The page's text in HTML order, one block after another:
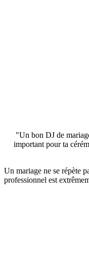
"Un bon DJ de
important pour ta
Un mariage ne se répète
professionnel est